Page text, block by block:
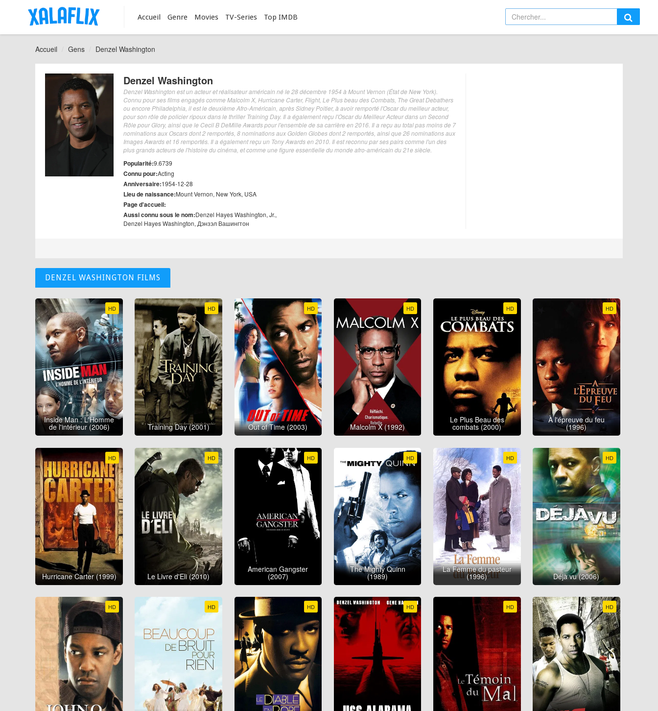
Accueil Genre Movies TV-Series Top IMDB
Accueil Gens Denzel Washington
Denzel Washington
Denzel Washington est un acteur et réalisateur américain né le 28 décembre 1954 à Mount Vernon (État de New York).
Connu pour ses films engagés comme Malcolm X, Hurricane Carter, Flight, Le Plus beau des Combats, The Great Debathers
ou encore Philadelphia, il est le deuxième Afro-Américain, après Sidney Poitier, à avoir remporté l'Oscar du meilleur acteur,
pour son rôle de policier ripoux dans le thriller Training Day. Il a également reçu l'Oscar du Meilleur Acteur dans un Second
Rôle pour Glory, ainsi que le Cecil B DeMille Awards pour l'ensemble de sa carrière en 2016. Il a reçu au total pas moins de 7
nominations aux Oscars dont 2 remportés, 8 nominations aux Golden Globes dont 2 remportés, ainsi que 26 nominations aux
Images Awards et 16 remportés. Il a également reçu un Tony Awards en 2010. Il est reconnu par ses pairs comme l'un des
plus grands acteurs de l'histoire du cinéma, et comme une figure essentielle du monde afro-américain du 21e siècle.
Popularité:9.6739
Connu pour:Acting
Anniversaire:1954-12-28
Lieu de naissance:Mount Vernon, New York, USA
Page d'accueil:
Aussi connu sous le nom:Denzel Hayes Washington, Jr.,
Denzel Hayes Washington, Дэнзэл Вашингтон
DENZEL WASHINGTON FILMS
HD
Inside Man : L'Homme
de l'intérieur (2006)
HD
Training Day (2001)
HD
Out of Time (2003)
HD
Malcolm X (1992)
HD
Le Plus Beau des
combats (2000)
HD
À l'épreuve du feu
(1996)
HD
Hurricane Carter (1999)
HD
Le Livre d'Eli (2010)
HD
American Gangster
(2007)
HD
The Mighty Quinn
(1989)
HD
La Femme du pasteur
(1996)
HD
Déjà vu (2006)
HD HD HD HD HD HD